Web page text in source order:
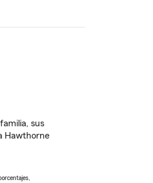
sus
Hawthorne